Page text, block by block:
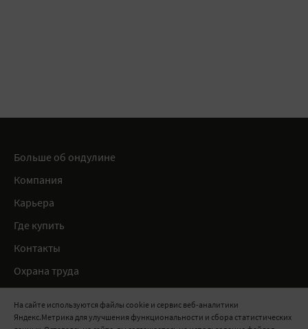
На сайте используются файлы cookie и сервис веб-аналитики
Яндекс.Метрика для улучшения функциональности и сбора статистических
8 800 511 91 82
Больше об ондулине
Компания
Карьера
Где купить
Контакты
Охрана труда